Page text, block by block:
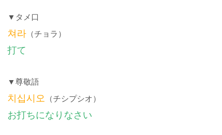
▼タメ口
쳐라 （チョラ）
打て
▼尊敬語
치십시오 （チシプシオ）
お打ちになりなさい